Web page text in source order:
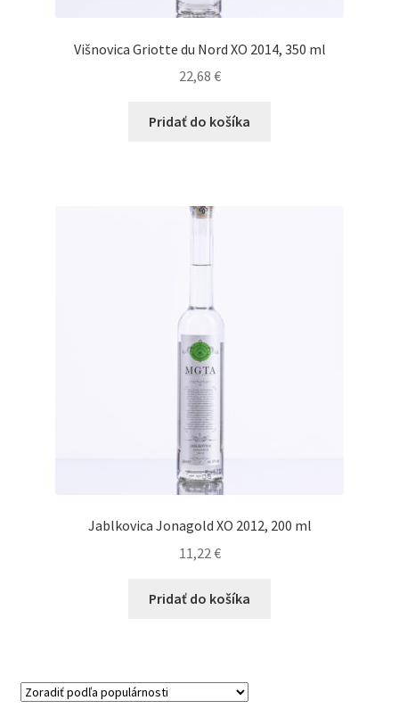
Višnovica Griotte du Nord XO 2014, 350 ml
22,68 €
Pridať do košíka
Jablkovica Jonagold XO 2012, 200 ml
11,22€
Pridať do košíka